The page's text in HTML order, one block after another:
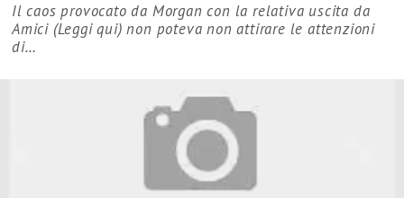
Il caos provocato da Morgan con la relativa uscita da
Amici (Leggi qui) non poteva non attirare le attenzioni
di…